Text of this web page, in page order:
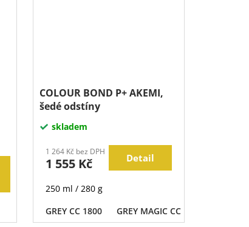
CREAM CC 1660 CREAM CC 1670
COLOUR BOND P+ AKEMI,
šedé odstíny
skladem
1 264 Kč bez DPH
1 555 Kč Detail
250 ml / 280 g
GREY CC 1800
GREY MAGIC CC 1890